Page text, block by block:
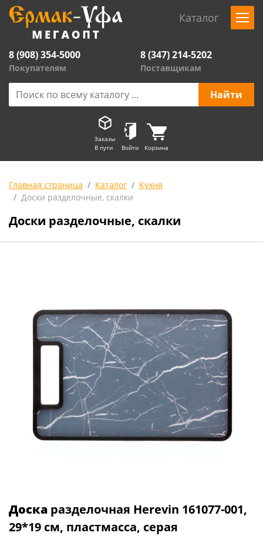
Каталог
8 (908) 354-5000
Покупателям
8 (347) 214-5202
Поставщикам
Заказы
В пути
Войти Корзина
Главная страница Каталог
Кухня
Доски разделочные, скалки
Доски разделочные, скалки
Доска разделочная Herevin 161077-001,
29*19 см, пластмасса, серая